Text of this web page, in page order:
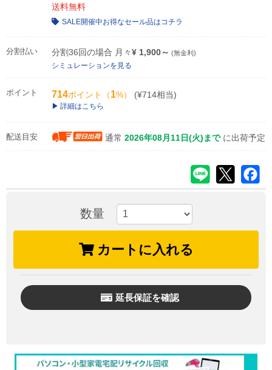
送料無料
SALE開催中お得なセール品はコチラ
分割払い 分割36回の場合 月々¥ 1,900～ (無金利)
シミュレーションを見る
ポイント 714ポイント（1%） (¥714相当)
詳細はこちら
配送目安 通常 2026年08月11日(火)まで に出荷予定
数量
カートに入れる
延長保証を確認